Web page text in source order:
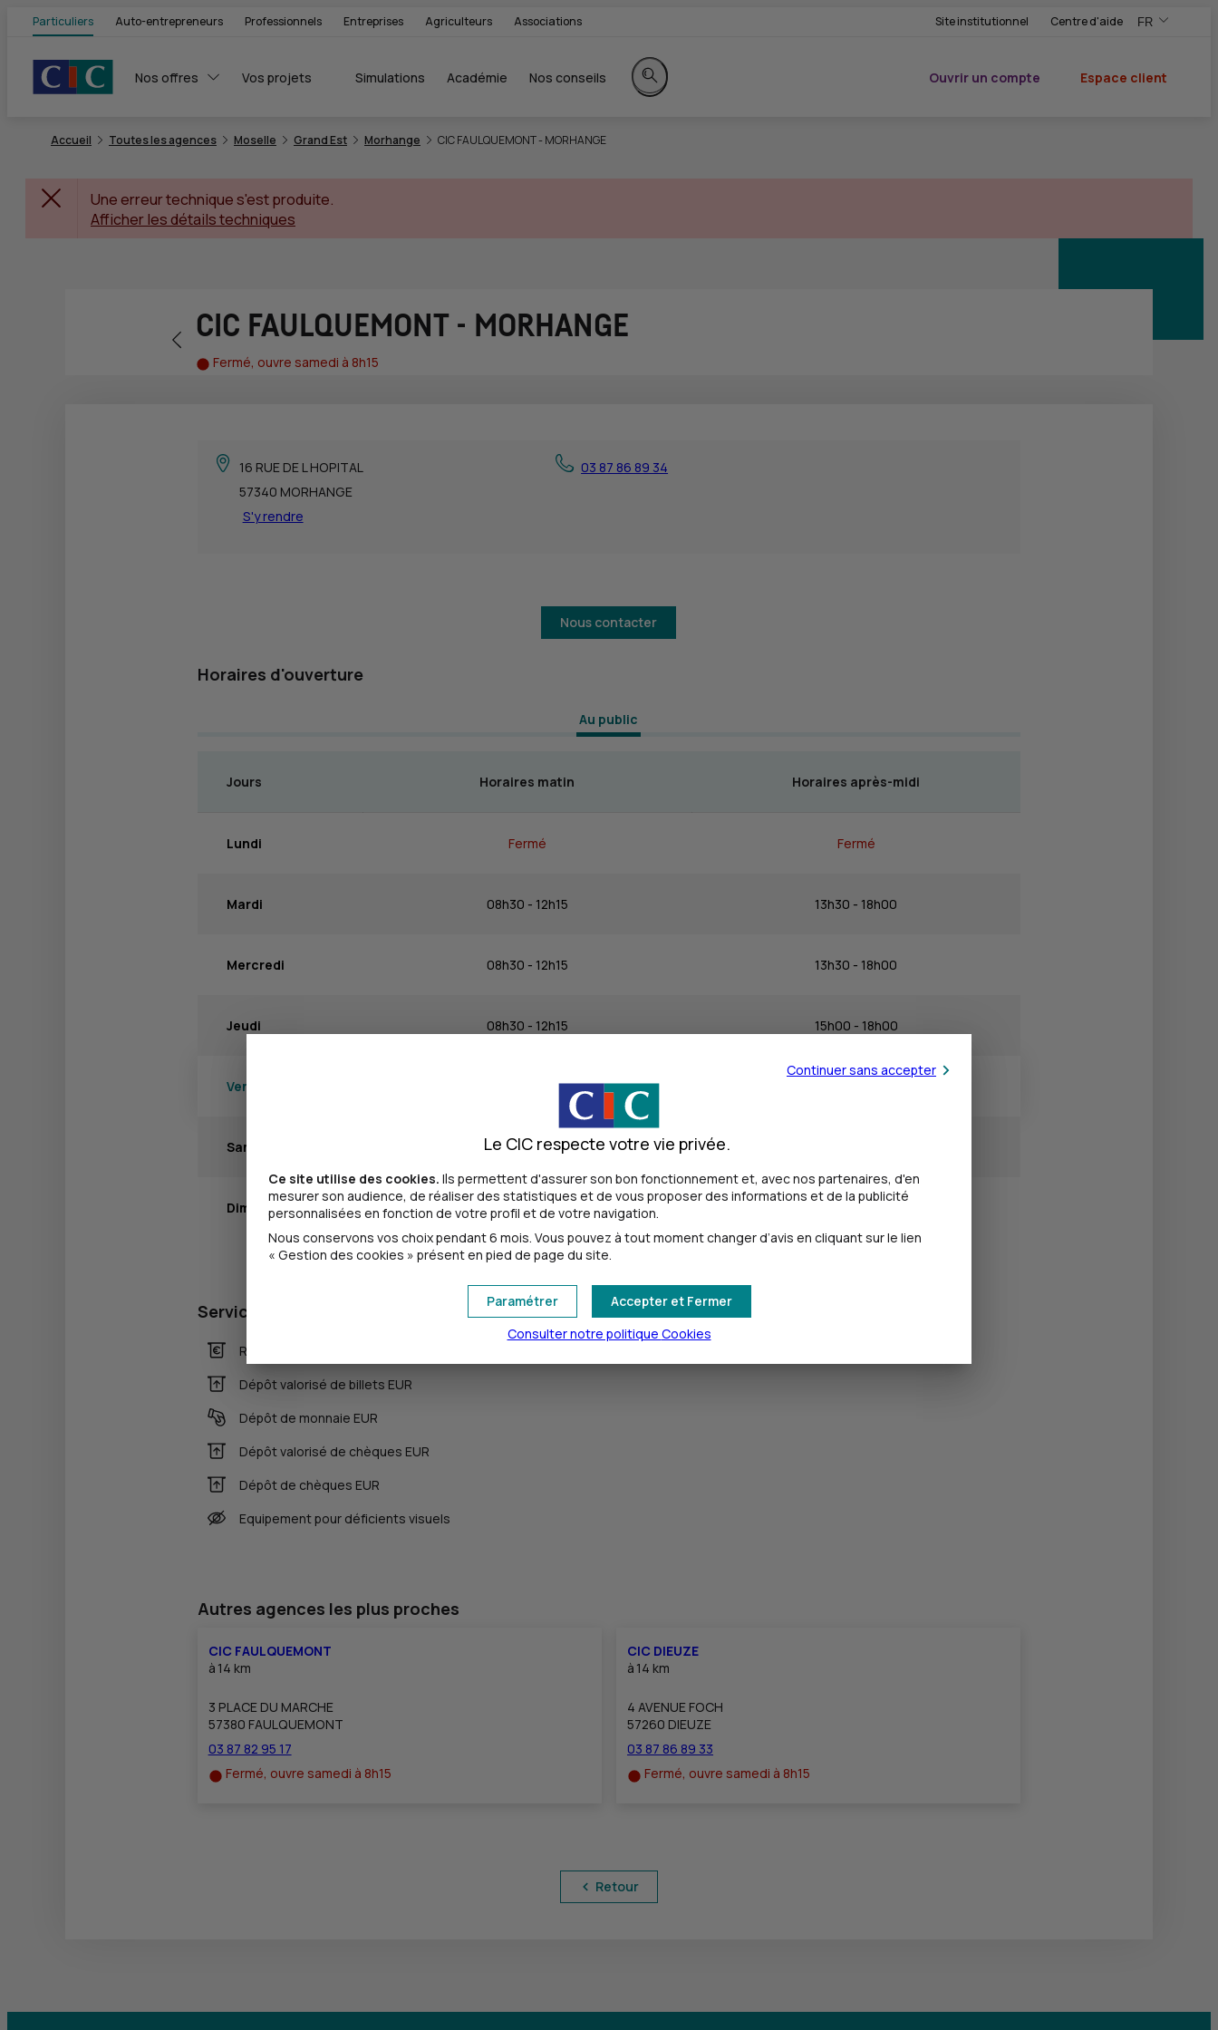
Particuliers Auto-entrepreneurs Professionnels Entreprises Agriculteurs Associations Site institutionnel Centre d'aide FR
,Version
,Changer de
Nos offres Vos projets Simulations Académie Nos conseils
Rechercher sur le site
Ouvrir un compte
Espace client
Accueil Toutes les agences Moselle Grand Est Morhange CIC FAULQUEMONT - MORHANGE
Une erreur technique s'est produite.
Afficher les détails techniques
Retour vers la page précédente
CIC FAULQUEMONT - MORHANGE
Fermé, ouvre samedi à 8h15
16 RUE DE L HOPITAL
57340 MORHANGE
S'y rendre
03 87 86 89 34
Nous contacter
Horaires d'ouverture
Au public
Jours Horaires matin Horaires après-midi
Lundi Fermé Fermé
Mardi 08h30 - 12h15 13h30 - 18h00
Mercredi 08h30 - 12h15 13h30 - 18h00
Jeudi 08h30 - 12h15 15h00 - 18h00
Vendredi 08h30 - 12h15
Samedi 08h15 - 12h15
Dimanche Fermé Fermé
Services
Retrait de billets EUR
Dépôt valorisé de billets EUR
Dépôt de monnaie EUR
Dépôt valorisé de chèques EUR
Dépôt de chèques EUR
Equipement pour déficients visuels
Autres agences les plus proches
CIC FAULQUEMONT
à 14 km
3 PLACE DU MARCHE
57380 FAULQUEMONT
03 87 82 95 17
Fermé, ouvre samedi à 8h15
CIC DIEUZE
à 14 km
4 AVENUE FOCH
57260 DIEUZE
03 87 86 89 33
Fermé, ouvre samedi à 8h15
Retour
Continuer sans accepter
Le CIC respecte votre vie privée.
Ce site utilise des cookies. Ils permettent d'assurer son bon fonctionnement et, avec nos partenaires, d'en
mesurer son audience, de réaliser des statistiques et de vous proposer des informations et de la publicité
personnalisées en fonction de votre profil et de votre navigation.
Nous conservons vos choix pendant 6 mois. Vous pouvez à tout moment changer d’avis en cliquant sur le lien
« Gestion des cookies » présent en pied de page du site.
Accepter et Fermer
Paramétrer
Consulter notre politique Cookies